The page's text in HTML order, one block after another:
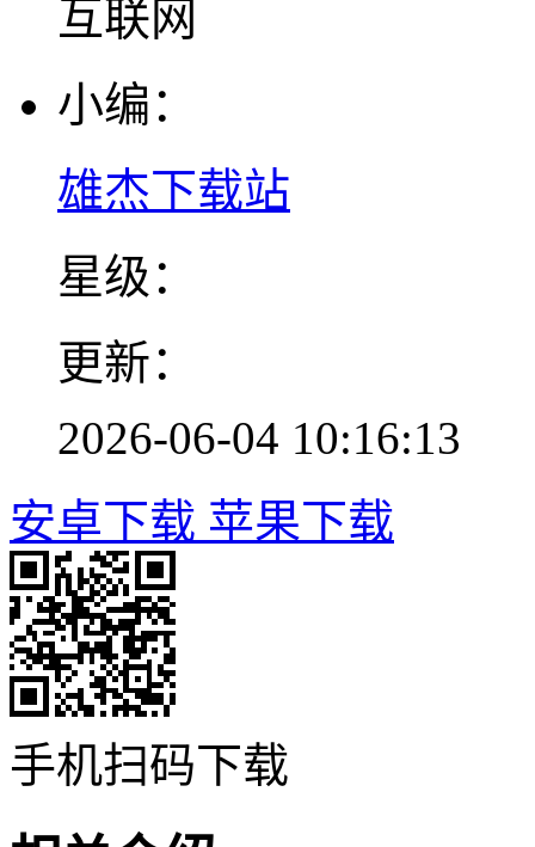
互联网
小编：
雄杰下载站
星级：
更新：
2026-06-04 10:16:13
安卓下载 苹果下载
手机扫码下载